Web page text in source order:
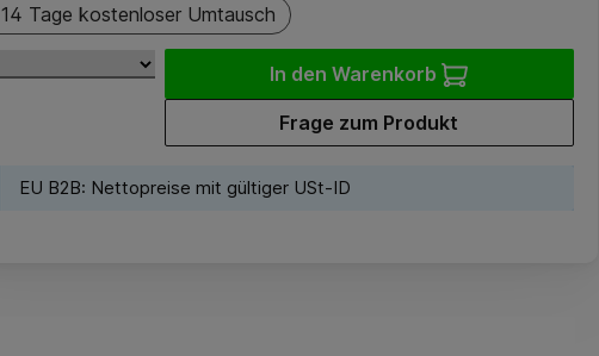
14 Tage kostenloser Umtausch
In den Warenkorb
Frage zum Produkt
EU B2B: Nettopreise mit gültiger USt-ID